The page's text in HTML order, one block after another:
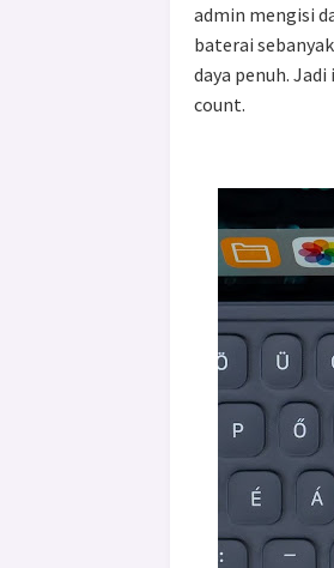
admin mengisi
baterai
daya penuh.
count.